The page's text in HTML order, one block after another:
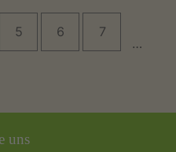
5 6 7
…
uns